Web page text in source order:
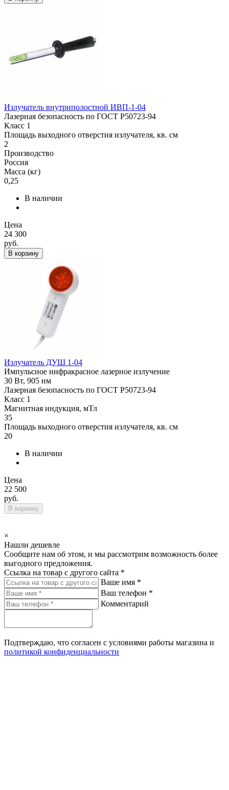
Излучатель внутриполостной ИВП-1-04
Лазерная безопасность по ГОСТ Р50723-94
Класс 1
Площадь выходного отверстия излучателя, кв. см
2
Производство
Россия
Масса (кг)
0,25
В наличии
Цена
24 300
руб.
В корзину
Излучатель ДУШ 1-04
Импульсное инфракрасное лазерное излучение
30 Вт, 905 нм
Лазерная безопасность по ГОСТ Р50723-94
Класс 1
Магнитная индукция, мТл
35
Площадь выходного отверстия излучателя, кв. см
20
В наличии
Цена
22 500
руб.
В корзину
×
Нашли дешевле
Сообщите нам об этом, и мы рассмотрим возможность более
выгодного предложения.
Ссылка на товар с другого сайта *
Ваше имя *
Ваш телефон *
Комментарий
Подтверждаю, что согласен с условиями работы магазина и
политикой конфиденциальности